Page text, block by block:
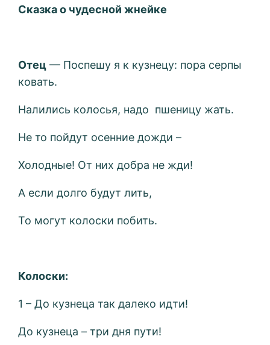
Сказка о чудесной жнейке
Отец — Поспешу я к кузнецу: пора серпы
ковать.
Налились колосья, надо пшеницу жать.
Не то пойдут осенние дожди –
Холодные! От них добра не жди!
А если долго будут лить,
То могут колоски побить.
Колоски:
1 – До кузнеца так далеко идти!
До кузнеца – три дня пути!